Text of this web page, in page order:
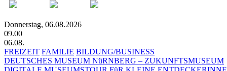
Donnerstag, 06.08.2026
09.00
06.08.
FREIZEIT FAMILIE BILDUNG/BUSINESS
DEUTSCHES MUSEUM NüRNBERG – ZUKUNFTSMUSEUM